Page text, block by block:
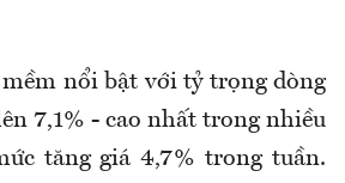
nổi bật với tỷ trọng dòng
7,1% - cao nhất trong nhiều
tăng giá 4,7% trong tuần.